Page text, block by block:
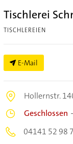
Tischlerei
TISCHLEREIEN
E-Mail
Hollernstr.
Geschlossen
04141 52 98